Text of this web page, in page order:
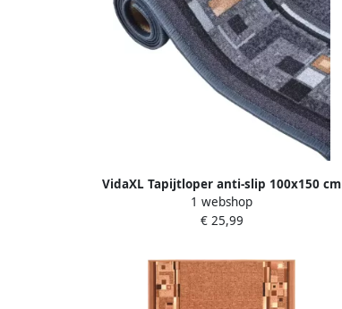
VidaXL Tapijtloper anti-slip 100x150 cm
antracietkleurig
1 webshop
€ 25,99